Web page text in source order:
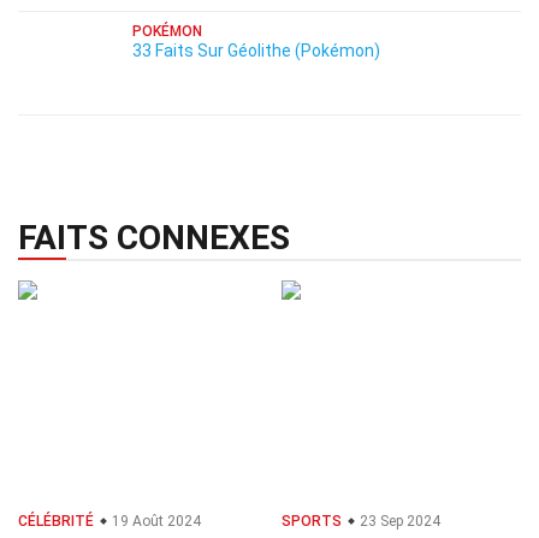
POKÉMON
33 Faits Sur Géolithe (Pokémon)
FAITS CONNEXES
CÉLÉBRITÉ 19 Août 2024 SPORTS 23 Sep 2024